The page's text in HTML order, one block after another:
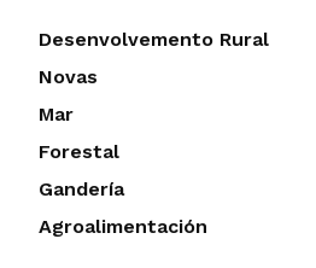
Desenvolvemento Rural
Novas
Mar
Forestal
Gandería
Agroalimentación